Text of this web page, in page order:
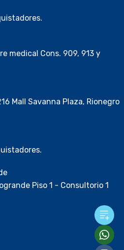
medical Cons. 909, 913 y
Mall Savanna Plaza, Rionegro
Piso 1 - Consultorio 1